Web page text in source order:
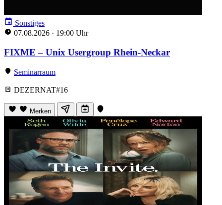
Sonstiges
07.08.2026 · 19:00 Uhr
FIXME – Unix Usergroup Rhein-Neckar
Seminarraum
DEZERNAT#16
Merken